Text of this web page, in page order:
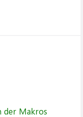
der Makros